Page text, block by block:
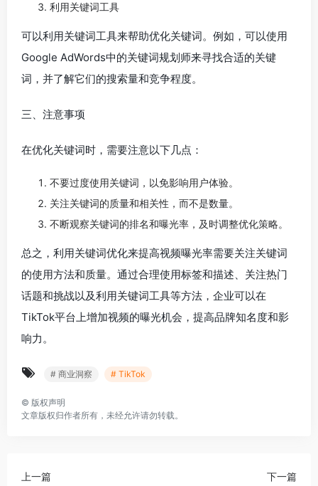
利用关键词工具
可以利用关键词工具来帮助优化关键词。例如，可以使用
Google AdWords中的关键词规划师来寻找合适的关键
词，并了解它们的搜索量和竞争程度。
三、注意事项
在优化关键词时，需要注意以下几点：
不要过度使用关键词，以免影响用户体验。
关注关键词的质量和相关性，而不是数量。
不断观察关键词的排名和曝光率，及时调整优化策略。
总之，利用关键词优化来提高视频曝光率需要关注关键词
的使用方法和质量。通过合理使用标签和描述、关注热门
话题和挑战以及利用关键词工具等方法，企业可以在
TikTok平台上增加视频的曝光机会，提高品牌知名度和影
响力。
# 商业洞察 # TikTok
© 版权声明
文章版权归作者所有，未经允许请勿转载。
上一篇 下一篇